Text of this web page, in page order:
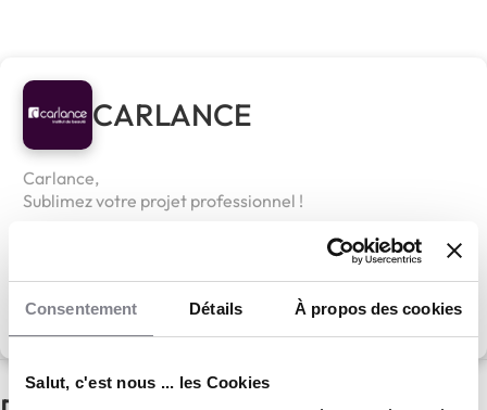
Consentement Détails À propos des cookies
Salut, c'est nous ... les Cookies
CARLANCE
Carlance,
Sublimez votre projet professionnel !
Découvrir le réseau